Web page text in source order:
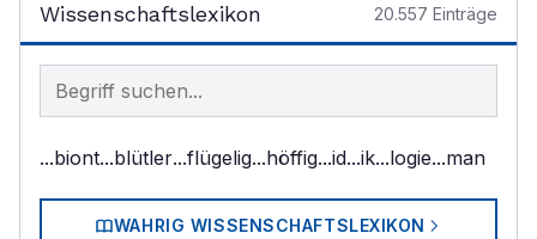
Wissenschaftslexikon 20.557 Einträge
Begriff im Lexikon suchen
...biont...blütler...flügelig...höffig...id...ik...logie...man
WAHRIG WISSENSCHAFTSLEXIKON